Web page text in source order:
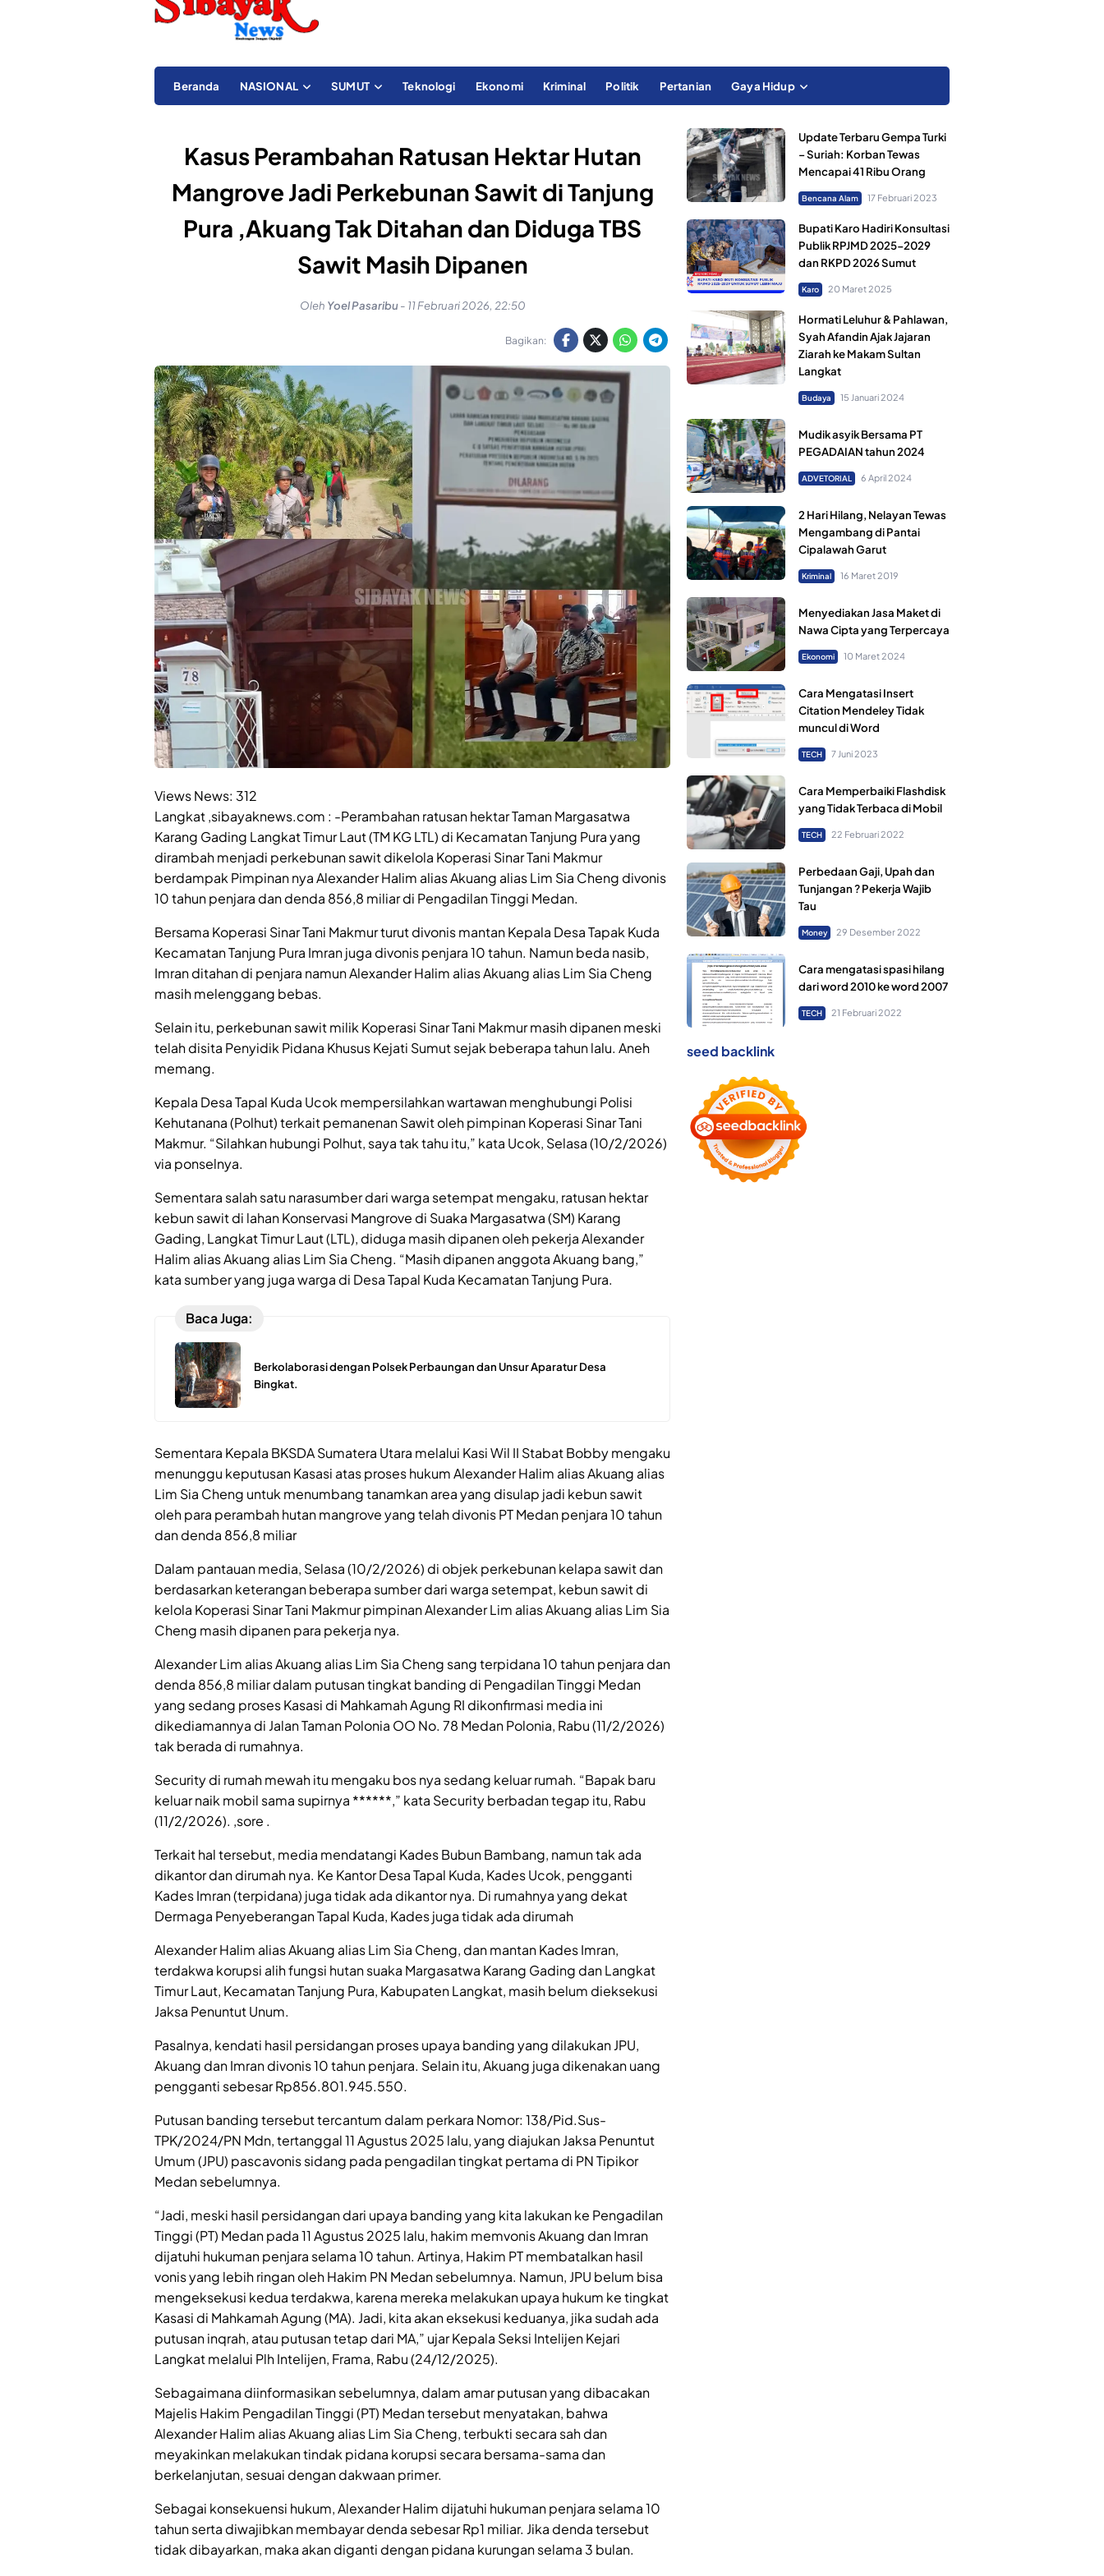
Beranda NASIONAL SUMUT Teknologi Ekonomi Kriminal Politik Pertanian Gaya Hidup
Kasus Perambahan Ratusan Hektar Hutan
Mangrove Jadi Perkebunan Sawit di Tanjung
Pura ,Akuang Tak Ditahan dan Diduga TBS
Sawit Masih Dipanen
Oleh Yoel Pasaribu - 11 Februari 2026, 22:50
Bagikan:
Views News: 312
Langkat ,sibayaknews.com : -Perambahan ratusan hektar Taman Margasatwa
Karang Gading Langkat Timur Laut (TM KG LTL) di Kecamatan Tanjung Pura yang
dirambah menjadi perkebunan sawit dikelola Koperasi Sinar Tani Makmur
berdampak Pimpinan nya Alexander Halim alias Akuang alias Lim Sia Cheng divonis
10 tahun penjara dan denda 856,8 miliar di Pengadilan Tinggi Medan.
Bersama Koperasi Sinar Tani Makmur turut divonis mantan Kepala Desa Tapak Kuda
Kecamatan Tanjung Pura Imran juga divonis penjara 10 tahun. Namun beda nasib,
Imran ditahan di penjara namun Alexander Halim alias Akuang alias Lim Sia Cheng
masih melenggang bebas.
Selain itu, perkebunan sawit milik Koperasi Sinar Tani Makmur masih dipanen meski
telah disita Penyidik Pidana Khusus Kejati Sumut sejak beberapa tahun lalu. Aneh
memang.
Kepala Desa Tapal Kuda Ucok mempersilahkan wartawan menghubungi Polisi
Kehutanana (Polhut) terkait pemanenan Sawit oleh pimpinan Koperasi Sinar Tani
Makmur. “Silahkan hubungi Polhut, saya tak tahu itu,” kata Ucok, Selasa (10/2/2026)
via ponselnya.
Sementara salah satu narasumber dari warga setempat mengaku, ratusan hektar
kebun sawit di lahan Konservasi Mangrove di Suaka Margasatwa (SM) Karang
Gading, Langkat Timur Laut (LTL), diduga masih dipanen oleh pekerja Alexander
Halim alias Akuang alias Lim Sia Cheng. “Masih dipanen anggota Akuang bang,”
kata sumber yang juga warga di Desa Tapal Kuda Kecamatan Tanjung Pura.
Baca Juga:
Berkolaborasi dengan Polsek Perbaungan dan Unsur Aparatur Desa
Bingkat.
Sementara Kepala BKSDA Sumatera Utara melalui Kasi Wil II Stabat Bobby mengaku
menunggu keputusan Kasasi atas proses hukum Alexander Halim alias Akuang alias
Lim Sia Cheng untuk menumbang tanamkan area yang disulap jadi kebun sawit
oleh para perambah hutan mangrove yang telah divonis PT Medan penjara 10 tahun
dan denda 856,8 miliar
Dalam pantauan media, Selasa (10/2/2026) di objek perkebunan kelapa sawit dan
berdasarkan keterangan beberapa sumber dari warga setempat, kebun sawit di
kelola Koperasi Sinar Tani Makmur pimpinan Alexander Lim alias Akuang alias Lim Sia
Cheng masih dipanen para pekerja nya.
Alexander Lim alias Akuang alias Lim Sia Cheng sang terpidana 10 tahun penjara dan
denda 856,8 miliar dalam putusan tingkat banding di Pengadilan Tinggi Medan
yang sedang proses Kasasi di Mahkamah Agung RI dikonfirmasi media ini
dikediamannya di Jalan Taman Polonia OO No. 78 Medan Polonia, Rabu (11/2/2026)
tak berada di rumahnya.
Security di rumah mewah itu mengaku bos nya sedang keluar rumah. “Bapak baru
keluar naik mobil sama supirnya ******,” kata Security berbadan tegap itu, Rabu
(11/2/2026). ,sore .
Terkait hal tersebut, media mendatangi Kades Bubun Bambang, namun tak ada
dikantor dan dirumah nya. Ke Kantor Desa Tapal Kuda, Kades Ucok, pengganti
Kades Imran (terpidana) juga tidak ada dikantor nya. Di rumahnya yang dekat
Dermaga Penyeberangan Tapal Kuda, Kades juga tidak ada dirumah
Alexander Halim alias Akuang alias Lim Sia Cheng, dan mantan Kades Imran,
terdakwa korupsi alih fungsi hutan suaka Margasatwa Karang Gading dan Langkat
Timur Laut, Kecamatan Tanjung Pura, Kabupaten Langkat, masih belum dieksekusi
Jaksa Penuntut Unum.
Pasalnya, kendati hasil persidangan proses upaya banding yang dilakukan JPU,
Akuang dan Imran divonis 10 tahun penjara. Selain itu, Akuang juga dikenakan uang
pengganti sebesar Rp856.801.945.550.
Putusan banding tersebut tercantum dalam perkara Nomor: 138/Pid.Sus-
TPK/2024/PN Mdn, tertanggal 11 Agustus 2025 lalu, yang diajukan Jaksa Penuntut
Umum (JPU) pascavonis sidang pada pengadilan tingkat pertama di PN Tipikor
Medan sebelumnya.
“Jadi, meski hasil persidangan dari upaya banding yang kita lakukan ke Pengadilan
Tinggi (PT) Medan pada 11 Agustus 2025 lalu, hakim memvonis Akuang dan Imran
dijatuhi hukuman penjara selama 10 tahun. Artinya, Hakim PT membatalkan hasil
vonis yang lebih ringan oleh Hakim PN Medan sebelumnya. Namun, JPU belum bisa
mengeksekusi kedua terdakwa, karena mereka melakukan upaya hukum ke tingkat
Kasasi di Mahkamah Agung (MA). Jadi, kita akan eksekusi keduanya, jika sudah ada
putusan inqrah, atau putusan tetap dari MA,” ujar Kepala Seksi Intelijen Kejari
Langkat melalui Plh Intelijen, Frama, Rabu (24/12/2025).
Sebagaimana diinformasikan sebelumnya, dalam amar putusan yang dibacakan
Majelis Hakim Pengadilan Tinggi (PT) Medan tersebut menyatakan, bahwa
Alexander Halim alias Akuang alias Lim Sia Cheng, terbukti secara sah dan
meyakinkan melakukan tindak pidana korupsi secara bersama-sama dan
berkelanjutan, sesuai dengan dakwaan primer.
Sebagai konsekuensi hukum, Alexander Halim dijatuhi hukuman penjara selama 10
tahun serta diwajibkan membayar denda sebesar Rp1 miliar. Jika denda tersebut
tidak dibayarkan, maka akan diganti dengan pidana kurungan selama 3 bulan.
Update Terbaru Gempa Turki
– Suriah: Korban Tewas
Mencapai 41 Ribu Orang
Bencana Alam 17 Februari 2023
Bupati Karo Hadiri Konsultasi
Publik RPJMD 2025-2029
dan RKPD 2026 Sumut
Karo 20 Maret 2025
Hormati Leluhur & Pahlawan,
Syah Afandin Ajak Jajaran
Ziarah ke Makam Sultan
Langkat
Budaya 15 Januari 2024
Mudik asyik Bersama PT
PEGADAIAN tahun 2024
ADVETORIAL 6 April 2024
2 Hari Hilang, Nelayan Tewas
Mengambang di Pantai
Cipalawah Garut
Kriminal 16 Maret 2019
Menyediakan Jasa Maket di
Nawa Cipta yang Terpercaya
Ekonomi 10 Maret 2024
Cara Mengatasi Insert
Citation Mendeley Tidak
muncul di Word
TECH 7 Juni 2023
Cara Memperbaiki Flashdisk
yang Tidak Terbaca di Mobil
TECH 22 Februari 2022
Perbedaan Gaji, Upah dan
Tunjangan ? Pekerja Wajib
Tau
Money 29 Desember 2022
Cara mengatasi spasi hilang
dari word 2010 ke word 2007
TECH 21 Februari 2022
seed backlink